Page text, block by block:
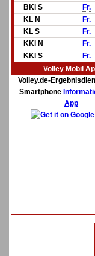
BKl S
Fr.
KL N
Fr.
KL S
Fr.
KKl N
Fr.
KKl S
Fr.
Volley Mobil
Volley.de-
Smartphone
App